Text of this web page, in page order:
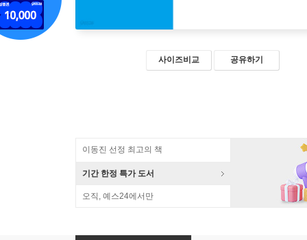
사이즈비교 공유하기
이동진 선정 최고의 책
기간 한정 특가 도서
오직, 예스24에서만